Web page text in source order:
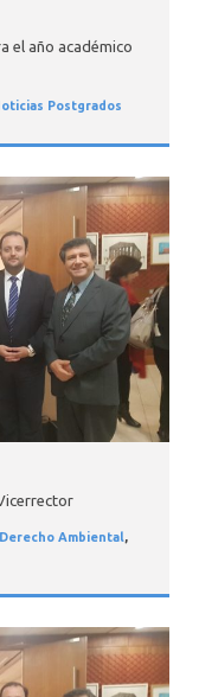
el año académico
Postgrados
Ambiental,